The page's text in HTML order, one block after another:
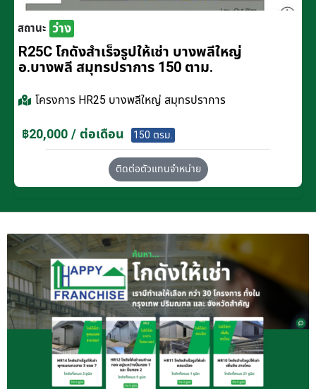
สถานะ ว่าง
R25C โกดังสำเร็จรูปให้เช่า บางพลีใหญ่
อ.บางพลี สมุทรปราการ 150 ตาม.
โครงการ HR25 บางพลีใหญ่ สมุทรปราการ
฿20,000 / ต่อเดือน 150 ตรม.
ติดต่อตัวแทนจำหน่าย